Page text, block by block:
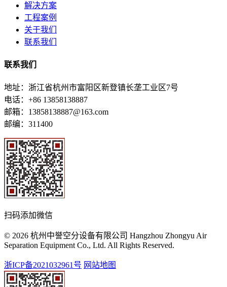
解决方案
工程案例
关于我们
联系我们
联系我们
地址：浙江省杭州市富阳区新登镇长垄工业区7号
电话：+86 13858138887
邮箱：13858138887@163.com
邮编：311400
扫码添加微信
© 2026 杭州中誉空分设备有限公司 Hangzhou Zhongyu Air
Separation Equipment Co., Ltd. All Rights Reserved.
浙ICP备2021032961号 网站地图